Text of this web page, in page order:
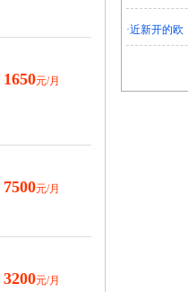
1650元/月
7500元/月
3200元/月
·近新开的欧